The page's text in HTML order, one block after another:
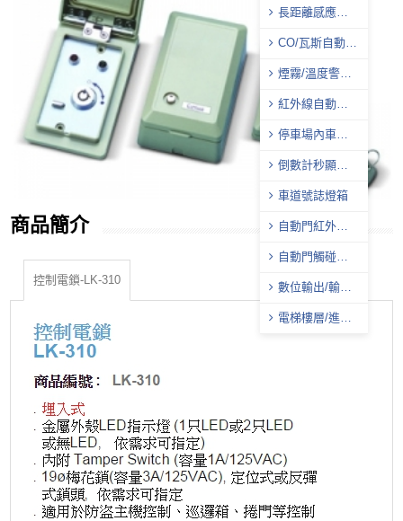
長距離感應自
CO/瓦斯自動切
煙霧/溫度警報
紅外線自動照
停車場內車位
倒數計秒顯示
車道號誌燈箱
自動門紅外線
自動門觸碰式
數位輸出/輸入
電梯樓層/進出
商品簡介
控制電鎖-LK-310